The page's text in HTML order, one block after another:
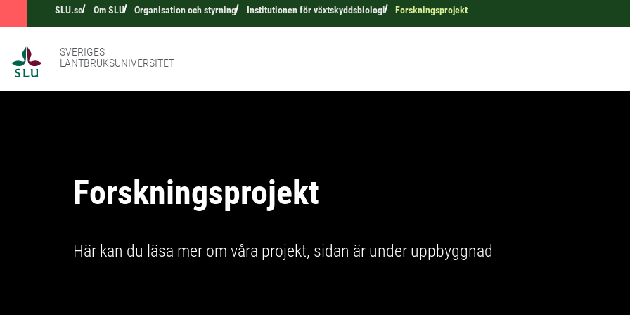
SLU.se Om SLU Organisation och styrning Institutionen för växtskyddsbiologi Forskningsprojekt
SVERIGES
LANTBRUKSUNIVERSITET
Forskningsprojekt
Här kan du läsa mer om våra projekt, sidan är under uppbyggnad